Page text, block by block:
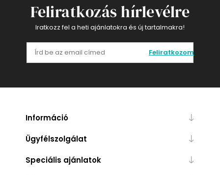
Feliratkozás hírlevélre
Iratkozz fel a heti ajánlatokra és új tartalmakra!
Feliratkozom
Információ
Ügyfélszolgálat
Speciális ajánlatok